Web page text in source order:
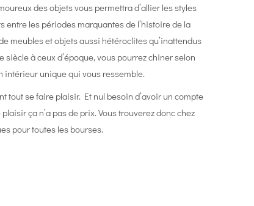
des objets vous permettra d’allier les styles
entre les périodes marquantes de l’histoire de la
meubles et objets aussi hétéroclites qu’inattendus
à ceux d’époque, vous pourrez chiner selon
intérieur unique qui vous ressemble.
tout se faire plaisir. Et nul besoin d’avoir un compte
ça n’a pas de prix. Vous trouverez donc chez
pour toutes les bourses.